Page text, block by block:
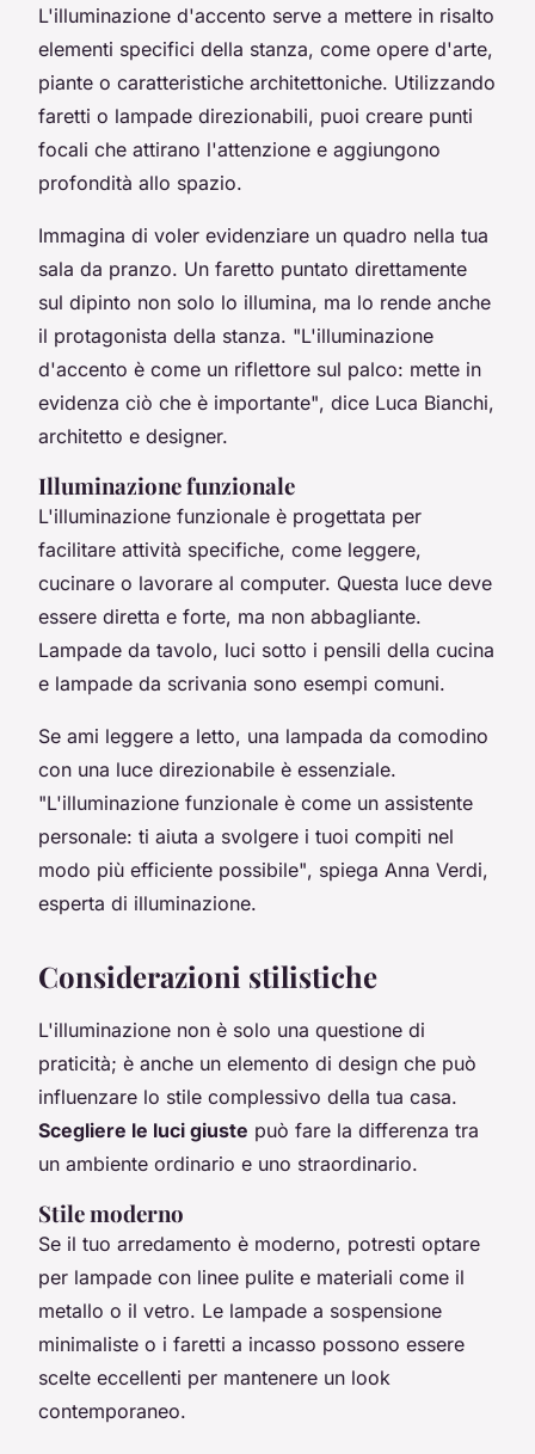
L'illuminazione d'accento serve a mettere in risalto
elementi specifici della stanza, come opere d'arte,
piante o caratteristiche architettoniche. Utilizzando
faretti o lampade direzionabili, puoi creare punti
focali che attirano l'attenzione e aggiungono
profondità allo spazio.
Immagina di voler evidenziare un quadro nella tua
sala da pranzo. Un faretto puntato direttamente
sul dipinto non solo lo illumina, ma lo rende anche
il protagonista della stanza. "L'illuminazione
d'accento è come un riflettore sul palco: mette in
evidenza ciò che è importante", dice Luca Bianchi,
architetto e designer.
Illuminazione funzionale
L'illuminazione funzionale è progettata per
facilitare attività specifiche, come leggere,
cucinare o lavorare al computer. Questa luce deve
essere diretta e forte, ma non abbagliante.
Lampade da tavolo, luci sotto i pensili della cucina
e lampade da scrivania sono esempi comuni.
Se ami leggere a letto, una lampada da comodino
con una luce direzionabile è essenziale.
"L'illuminazione funzionale è come un assistente
personale: ti aiuta a svolgere i tuoi compiti nel
modo più efficiente possibile", spiega Anna Verdi,
esperta di illuminazione.
Considerazioni stilistiche
L'illuminazione non è solo una questione di
praticità; è anche un elemento di design che può
influenzare lo stile complessivo della tua casa.
Scegliere le luci giuste può fare la differenza tra
un ambiente ordinario e uno straordinario.
Stile moderno
Se il tuo arredamento è moderno, potresti optare
per lampade con linee pulite e materiali come il
metallo o il vetro. Le lampade a sospensione
minimaliste o i faretti a incasso possono essere
scelte eccellenti per mantenere un look
contemporaneo.